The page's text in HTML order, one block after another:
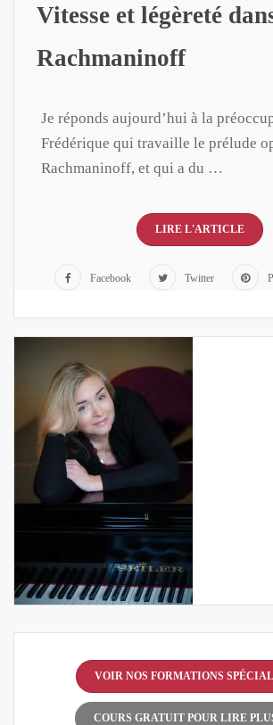
Vitesse et légèreté
Rachmaninoff
Je réponds aujourd’hui à la
Frédérique qui travaille le prélude
Rachmaninoff, et qui a du …
LIRE L'ARTICLE
Facebook Twitter
VOIR NOS FORMATIONS
COURS GRATUIT POUR LIRE